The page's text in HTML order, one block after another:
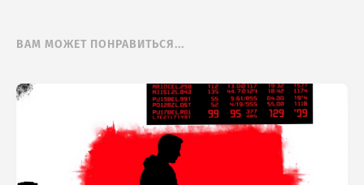
ВАМ МОЖЕТ ПОНРАВИТЬСЯ...